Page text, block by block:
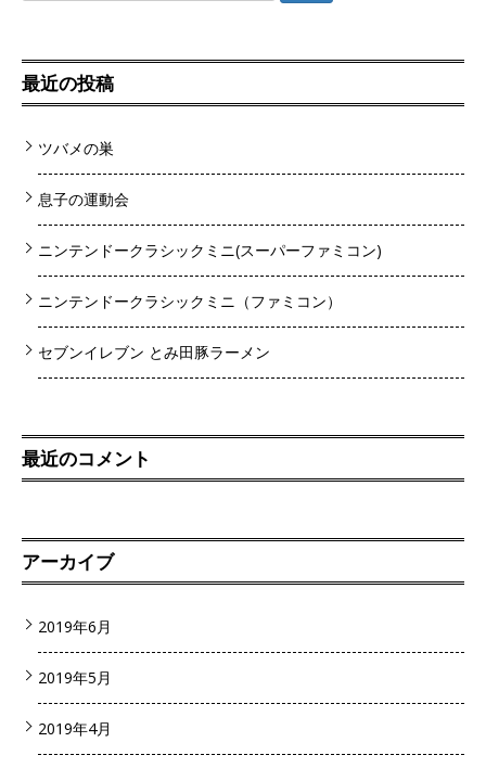
最近の投稿
ツバメの巣
息子の運動会
ニンテンドークラシックミニ(スーパーファミコン)
ニンテンドークラシックミニ（ファミコン）
セブンイレブン とみ田豚ラーメン
最近のコメント
アーカイブ
2019年6月
2019年5月
2019年4月